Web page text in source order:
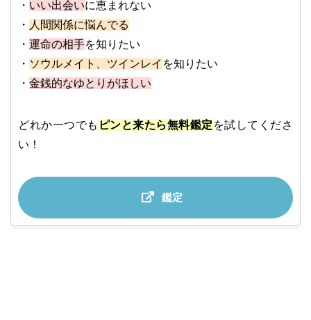
・ いい出会いに恵まれない
・ 人間関係に悩んでる
・ 運命の相手を知りたい
・ ソウルメイト、ツインレイ を知りたい
・ 金銭的なゆとりがほしい
どれか一つでも ピンと来たら無料鑑定 を試してくださ
い！
鑑定